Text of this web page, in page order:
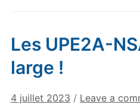
Les UPE2A-
large !
4 juillet 2023 / Leave a